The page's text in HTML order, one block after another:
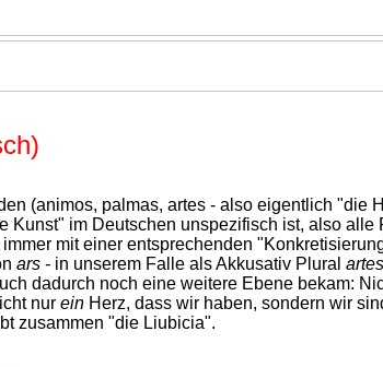
(animos, palmas, artes - also eigentlich "die
im Deutschen unspezifisch ist, also alle
mit einer entsprechenden
ars - in unserem Falle als Akkusativ Plural artes
dadurch noch eine weitere Ebene bekam:
nur ein Herz, dass wir haben, sondern wir
zusammen "die Liubicia".